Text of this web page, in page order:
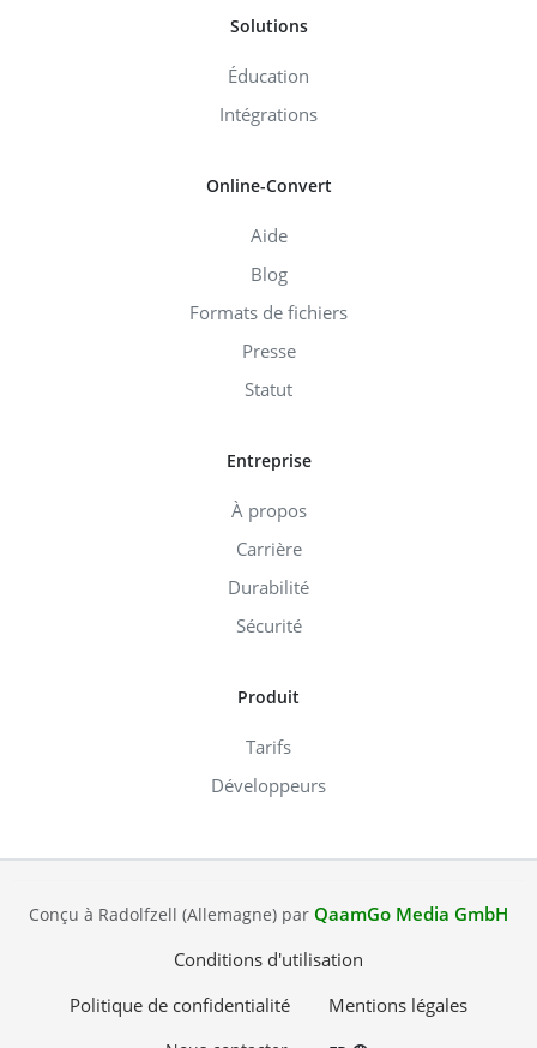
Solutions
Éducation
Intégrations
Online-Convert
Aide
Blog
Formats de fichiers
Presse
Statut
Entreprise
À propos
Carrière
Durabilité
Sécurité
Produit
Tarifs
Développeurs
Conçu à Radolfzell (Allemagne) par QaamGo Media GmbH
Conditions d'utilisation
Politique de confidentialité
Mentions légales